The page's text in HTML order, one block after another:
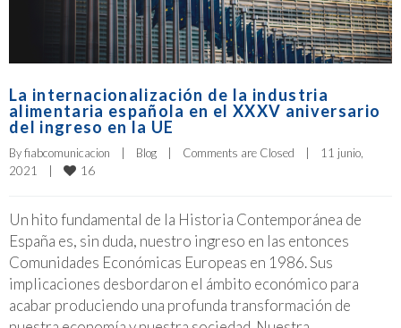
La internacionalización de la industria
alimentaria española en el XXXV aniversario
del ingreso en la UE
By fiabcomunicacion Blog Comments are Closed
11 junio,
2021
16
Un hito fundamental de la Historia Contemporánea de
España es, sin duda, nuestro ingreso en las entonces
Comunidades Económicas Europeas en 1986. Sus
implicaciones desbordaron el ámbito económico para
acabar produciendo una profunda transformación de